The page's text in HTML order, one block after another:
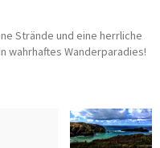
Strände und eine herrliche
wahrhaftes Wanderparadies!